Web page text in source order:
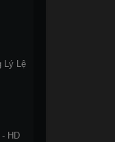
Lý Lệ
- HD